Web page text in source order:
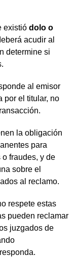
existió dolo o
acudir al
determine si
al emisor
por el titular, no
la obligación
para
fraudes, y de
sobre el
al reclamo.
respete estas
pueden reclamar
juzgados de